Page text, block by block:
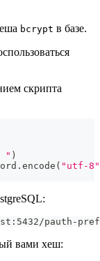
bcrypt в базе.
скрипта
" )
( "utf-8"
pauth-
вами хеш: